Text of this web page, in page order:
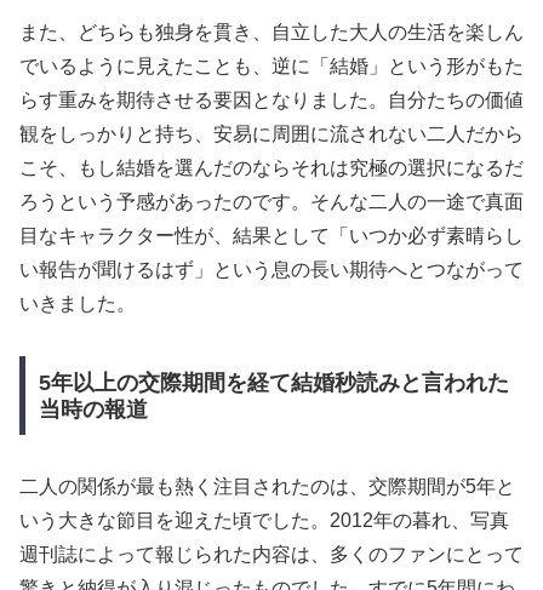
また、どちらも独身を貫き、自立した大人の生活を楽しん
でいるように見えたことも、逆に「結婚」という形がもた
らす重みを期待させる要因となりました。自分たちの価値
観をしっかりと持ち、安易に周囲に流されない二人だから
こそ、もし結婚を選んだのならそれは究極の選択になるだ
ろうという予感があったのです。そんな二人の一途で真面
目なキャラクター性が、結果として「いつか必ず素晴らし
い報告が聞けるはず」という息の長い期待へとつながって
いきました。
5年以上の交際期間を経て結婚秒読みと言われた
当時の報道
二人の関係が最も熱く注目されたのは、交際期間が5年と
いう大きな節目を迎えた頃でした。2012年の暮れ、写真
週刊誌によって報じられた内容は、多くのファンにとって